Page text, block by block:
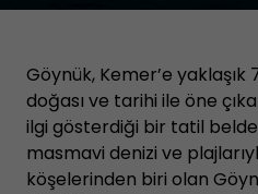
Göynük, Kemer’e
doğası ve tarihi ile öne
ilgi gösterdiği bir tatil
masmavi denizi ve
köşelerinden biri olan